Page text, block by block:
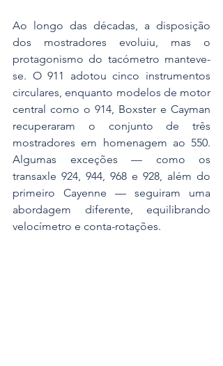
Ao longo das décadas, a disposição
dos mostradores evoluiu, mas o
protagonismo do tacómetro manteve-
se. O 911 adotou cinco instrumentos
circulares, enquanto modelos de motor
central como o 914, Boxster e Cayman
recuperaram o conjunto de três
mostradores em homenagem ao 550.
Algumas exceções — como os
transaxle 924, 944, 968 e 928, além do
primeiro Cayenne — seguiram uma
abordagem diferente, equilibrando
velocímetro e conta-rotações.